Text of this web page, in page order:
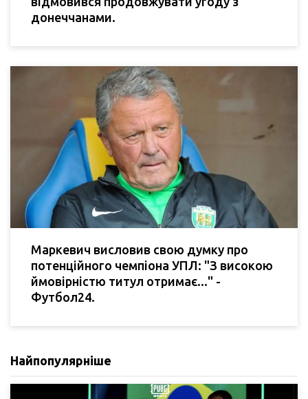
донеччанами.
Маркевич висловив свою думку про
потенційного чемпіона УПЛ: "З високою
ймовірністю титул отримає..." -
Футбол24.
Найпопулярніше